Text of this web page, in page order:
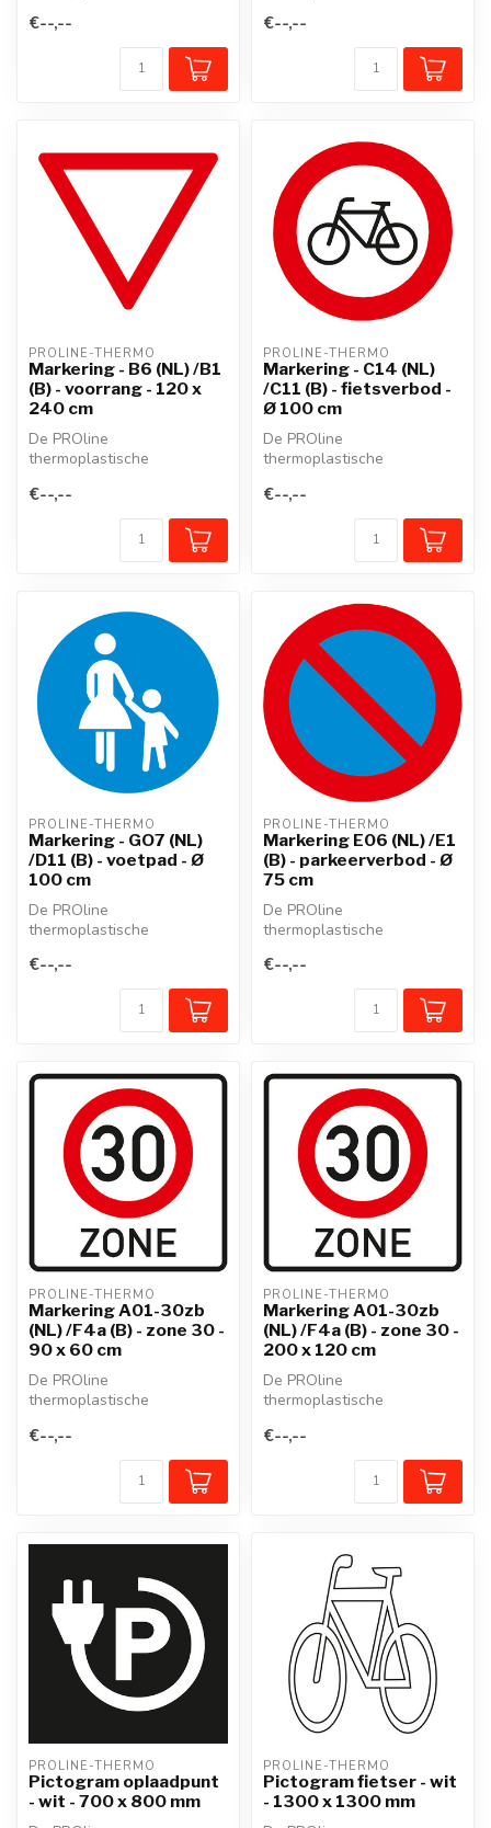
voorgevormd
thermoplastisch mate...
€--,--
voorgevormd
thermoplastisch mate...
€--,--
PROLINE-THERMO
Markering - B6 (NL) /B1
(B) - voorrang - 120 x
240 cm
De PROline
thermoplastische
voorgevormd
thermoplastisch mate...
€--,--
PROLINE-THERMO
Markering - C14 (NL)
/C11 (B) - fietsverbod -
Ø 100 cm
De PROline
thermoplastische
voorgevormd
thermoplastisch mate...
€--,--
PROLINE-THERMO
Markering - GO7 (NL)
/D11 (B) - voetpad - Ø
100 cm
De PROline
thermoplastische
voorgevormd
thermoplastisch mate...
€--,--
PROLINE-THERMO
Markering E06 (NL) /E1
(B) - parkeerverbod - Ø
75 cm
De PROline
thermoplastische
voorgevormd
thermoplastisch mate...
€--,--
PROLINE-THERMO
Markering A01-30zb
(NL) /F4a (B) - zone 30 -
90 x 60 cm
De PROline
thermoplastische
voorgevormd
thermoplastisch mate...
€--,--
PROLINE-THERMO
Markering A01-30zb
(NL) /F4a (B) - zone 30 -
200 x 120 cm
De PROline
thermoplastische
voorgevormd
thermoplastisch mate...
€--,--
PROLINE-THERMO
Pictogram oplaadpunt
- wit - 700 x 800 mm
PROLINE-THERMO
Pictogram fietser - wit
- 1300 x 1300 mm